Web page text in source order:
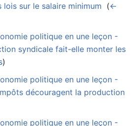
lois sur le salaire minimum (←
politique en une leçon -
syndicale fait-elle monter les
)
politique en une leçon -
découragent la production
politique en une leçon -